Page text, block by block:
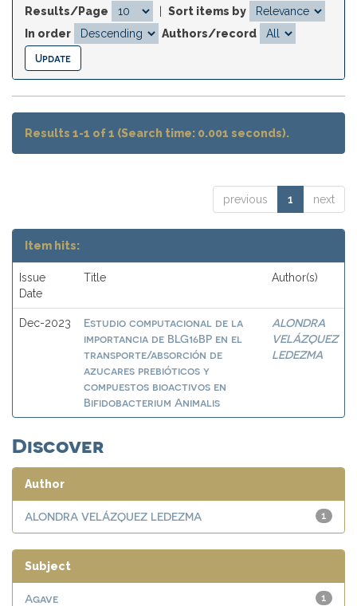
Results/Page
Sort items by
In order
Authors/record
Results 1-1 of 1 (Search time: 0.001 seconds).
previous 1 next
Item hits:
Issue
Date
Title Author(s)
Dec-2023
Estudio computacional de la
importancia de BLG16BP en el
transporte/absorción de
azucares prebióticos y
compuestos bioactivos en
Bifidobacterium Animalis
ALONDRA
VELÁZQUEZ
LEDEZMA
Discover
Author
1
ALONDRA VELÁZQUEZ LEDEZMA
Subject
1
Agave